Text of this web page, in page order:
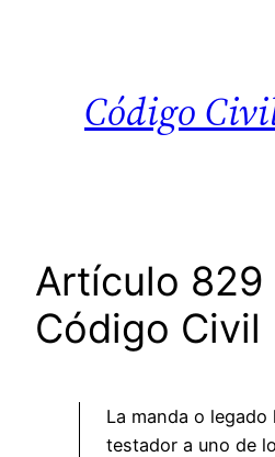
Código
Artículo 829
Código Civil
La manda o legado
testador a uno de